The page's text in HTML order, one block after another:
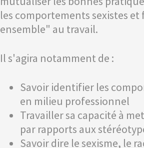
les comportements sexistes
ensemble" au travail.
Il s'agira notamment de :
Savoir identifier les
en milieu professionnel
Travailler sa capacité à
par rapports aux
Savoir dire le sexisme, le